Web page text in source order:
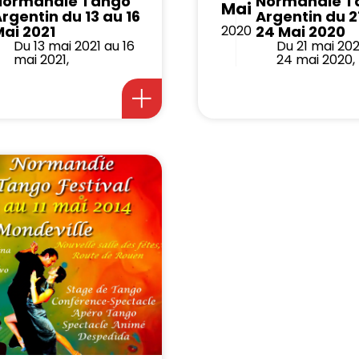
du 13 au 16
2021
Du 13 mai 2021 au 16
mai 2021,
Mai
2020
Argentin du
24 Mai 2020
Du 21 mai
24 mai 2020,